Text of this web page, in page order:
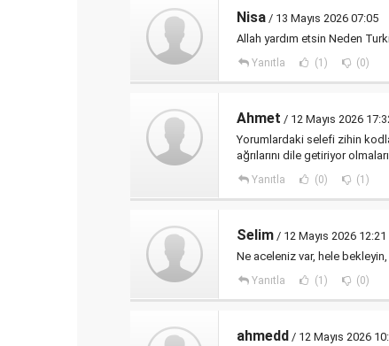
Nisa / 13 Mayıs 2026 07:05
Allah yardım etsin Neden
Yanıtla (1) (0)
Ahmet / 12 Mayıs 2026
Yorumlardaki selefi zihin
ağrılarını dile getiriyor
Yanıtla (0) (1)
Selim / 12 Mayıs 2026 12:21
Ne aceleniz var, hele
Yanıtla (1) (0)
ahmedd / 12 Mayıs 2026